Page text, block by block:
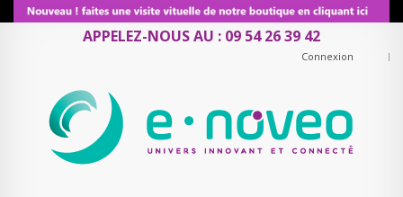
APPELEZ-NOUS AU : 09 54 26 39 42
Connexion